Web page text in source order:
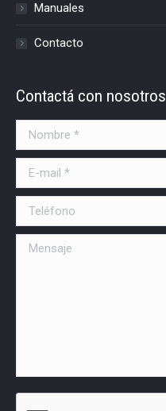
Manuales
Contacto
Contactá con nosotros
Nombre *
E-mail *
Teléfono
Mensaje